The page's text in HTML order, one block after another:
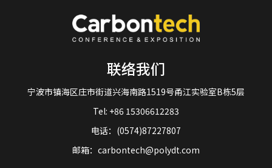
联络我们
宁波市镇海区庄市街道兴海南路1519号甬江实验室B栋5层
Tel: +86 15306612283
电话：(0574)87227807
邮箱：carbontech@polydt.com